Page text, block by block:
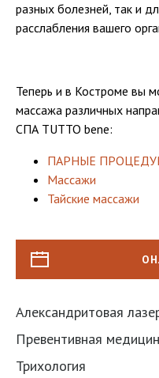
разных болезней, так и
расслабления вашего
Теперь и в Костроме вы
массажа различных
СПА TUTTO bene:
ПАРНЫЕ
Массажи
Тайские массажи
Александритовая
Превентивная
Трихология